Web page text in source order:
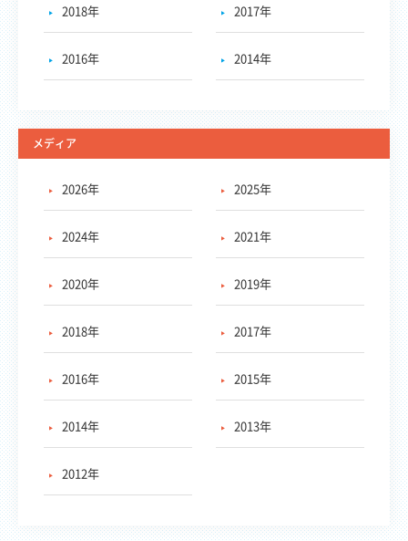
2018年 2017年
2016年 2014年
メディア
2026年 2025年
2024年 2021年
2020年 2019年
2018年 2017年
2016年 2015年
2014年 2013年
2012年